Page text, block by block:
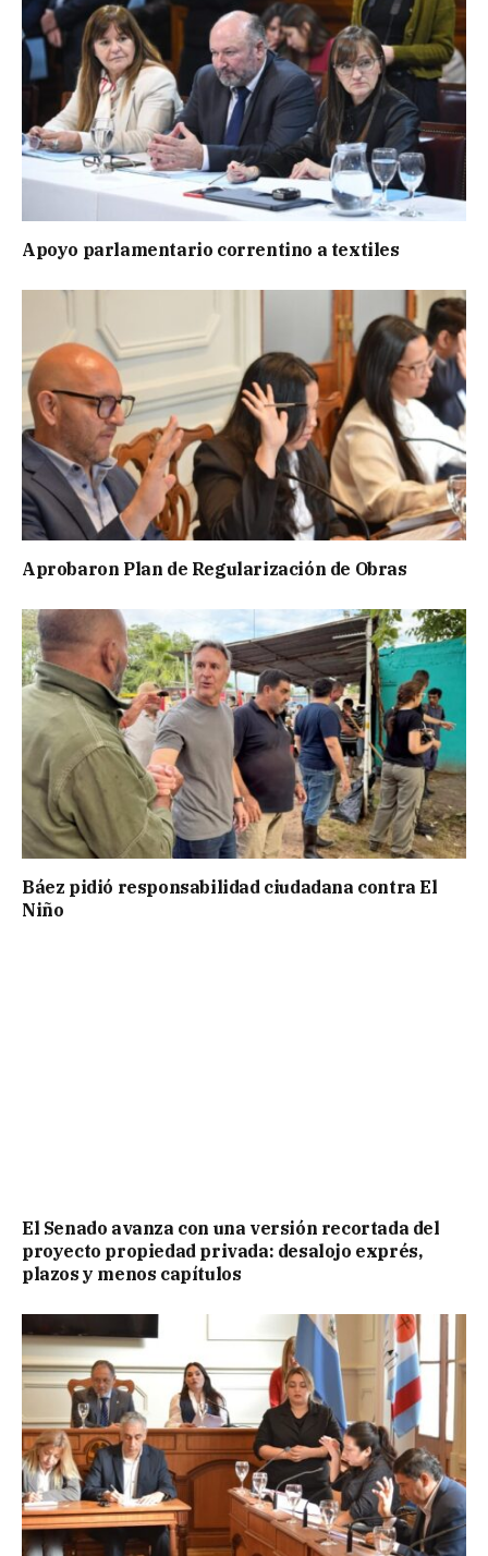
Apoyo parlamentario correntino a textiles
Aprobaron Plan de Regularización de Obras
Báez pidió responsabilidad ciudadana contra El
Niño
El Senado avanza con una versión recortada del
proyecto propiedad privada: desalojo exprés,
plazos y menos capítulos